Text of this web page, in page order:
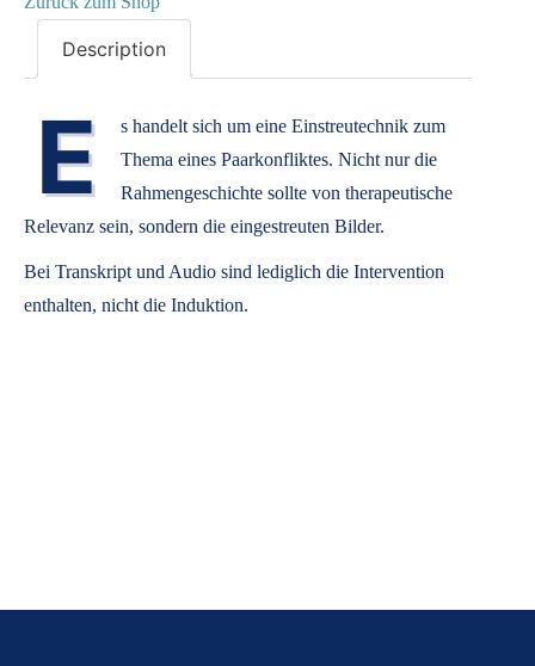
Description
E
s handelt sich um eine Einstreutechnik zum
Thema eines Paarkonfliktes. Nicht nur die
Rahmengeschichte sollte von therapeutische
Relevanz sein, sondern die eingestreuten Bilder.
Bei Transkript und Audio sind lediglich die Intervention
enthalten, nicht die Induktion.